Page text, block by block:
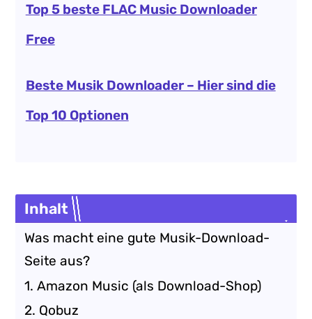
Top 5 beste FLAC Music Downloader
Free
Beste Musik Downloader – Hier sind die
Top 10 Optionen
Inhalt
Was macht eine gute Musik-Download-
Seite aus?
1. Amazon Music (als Download-Shop)
2. Qobuz